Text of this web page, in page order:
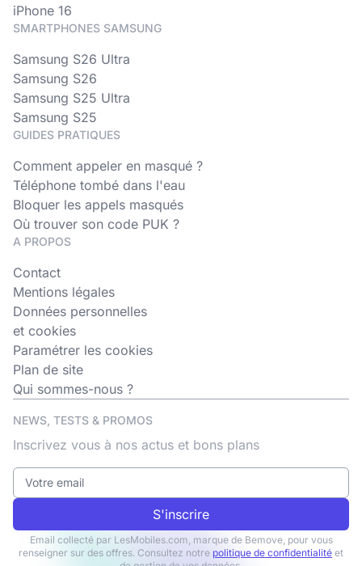
iPhone 16
SMARTPHONES SAMSUNG
Samsung S26 Ultra
Samsung S26
Samsung S25 Ultra
Samsung S25
GUIDES PRATIQUES
Comment appeler en masqué ?
Téléphone tombé dans l'eau
Bloquer les appels masqués
Où trouver son code PUK ?
A PROPOS
Contact
Mentions légales
Données personnelles
et cookies
Paramétrer les cookies
Plan de site
Qui sommes-nous ?
NEWS, TESTS & PROMOS
Inscrivez vous à nos actus et bons plans
S'inscrire
Email collecté par LesMobiles.com, marque de Bemove, pour vous
renseigner sur des offres. Consultez notre politique de confidentialité et